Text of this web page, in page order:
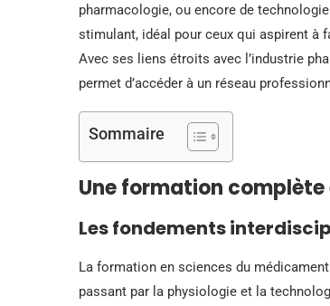
pharmacologie, ou encore de
stimulant, idéal pour ceux qui aspirent à
Avec ses liens étroits avec l’industrie
permet d’accéder à un réseau
Sommaire
Une formation
Les fondements
La formation en sciences du
passant par la physiologie et la